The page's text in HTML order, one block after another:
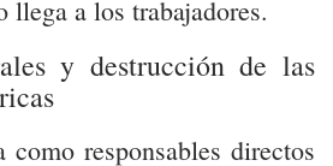
llega a los trabajadores.
y destrucción de las
como responsables directos